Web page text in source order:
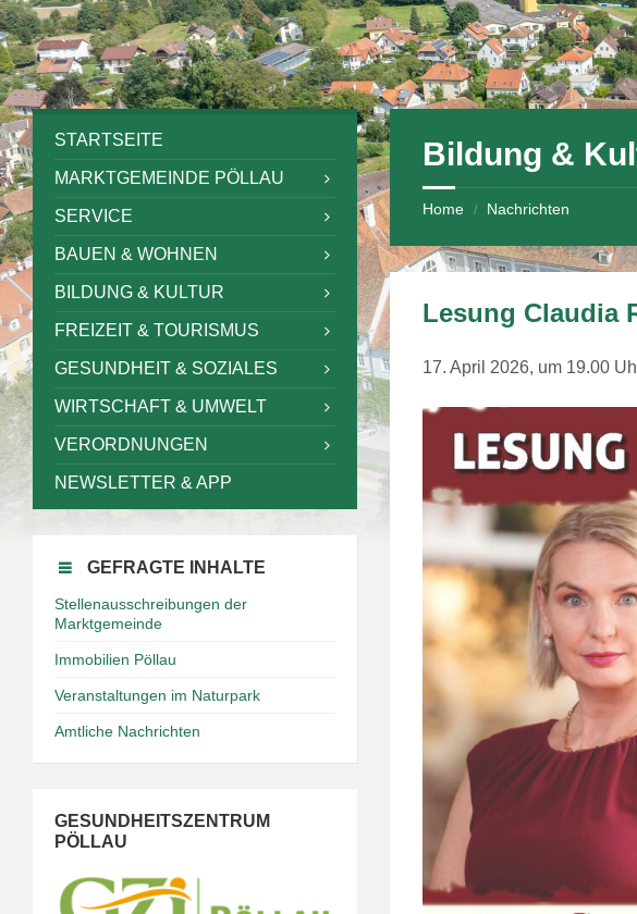
Skip
to
content
Skip
to
left
sidebar
Skip
to
right
sidebar
Skip
to
footer
Bildung &
Home / Nachrichten
Lesung Claudia
17. April 2026, um 19.00
STARTSEITE
MARKTGEMEINDE PÖLLAU
SERVICE
BAUEN & WOHNEN
BILDUNG & KULTUR
FREIZEIT & TOURISMUS
GESUNDHEIT & SOZIALES
WIRTSCHAFT & UMWELT
VERORDNUNGEN
NEWSLETTER & APP
GEFRAGTE INHALTE
Stellenausschreibungen der
Marktgemeinde
Immobilien Pöllau
Veranstaltungen im Naturpark
Amtliche Nachrichten
GESUNDHEITSZENTRUM
PÖLLAU